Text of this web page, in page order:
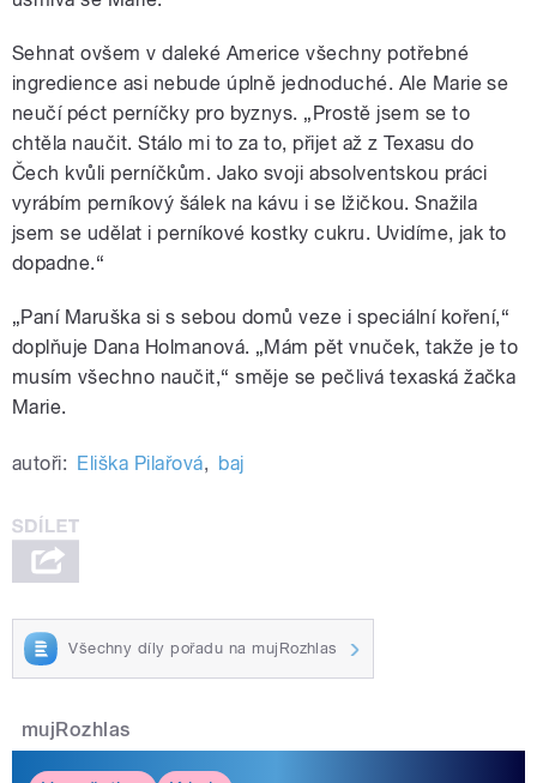
Sehnat ovšem v daleké Americe všechny potřebné
ingredience asi nebude úplně jednoduché. Ale Marie se
neučí péct perníčky pro byznys. „Prostě jsem se to
chtěla naučit. Stálo mi to za to, přijet až z Texasu do
Čech kvůli perníčkům. Jako svoji absolventskou práci
vyrábím perníkový šálek na kávu i se lžičkou. Snažila
jsem se udělat i perníkové kostky cukru. Uvidíme, jak to
dopadne.“
„Paní Maruška si s sebou domů veze i speciální koření,“
doplňuje Dana Holmanová. „Mám pět vnuček, takže je to
musím všechno naučit,“ směje se pečlivá texaská žačka
Marie.
autoři: Eliška Pilařová, baj
Všechny díly pořadu na mujRozhlas
mujRozhlas